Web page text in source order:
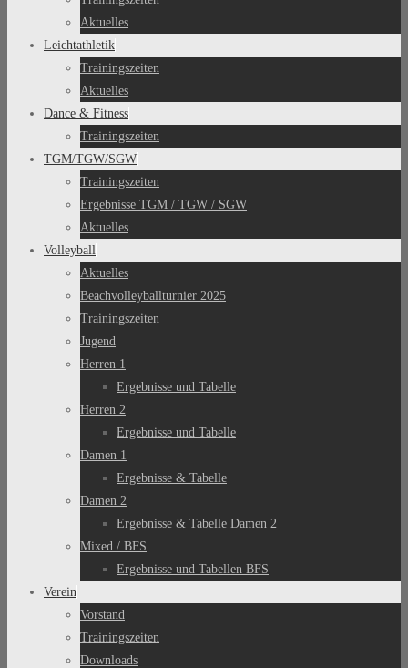
Aktuelles
Leichtathletik
Trainingszeiten
Aktuelles
Dance & Fitness
Trainingszeiten
TGM/TGW/SGW
Trainingszeiten
Ergebnisse TGM / TGW / SGW
Aktuelles
Volleyball
Aktuelles
Beachvolleyballturnier 2025
Trainingszeiten
Jugend
Herren 1
Ergebnisse und Tabelle
Herren 2
Ergebnisse und Tabelle
Damen 1
Ergebnisse & Tabelle
Damen 2
Ergebnisse & Tabelle Damen 2
Mixed / BFS
Ergebnisse und Tabellen BFS
Verein
Vorstand
Trainingszeiten
Downloads